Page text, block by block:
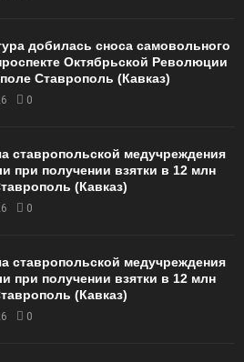
добилась сноса самовольного
Октябрьской Революции
Ставрополь (Кавказ)
0
ставропольской медучреждения
при получении взятки в 12 млн
(Кавказ)
0
ставропольской медучреждения
при получении взятки в 12 млн
(Кавказ)
0